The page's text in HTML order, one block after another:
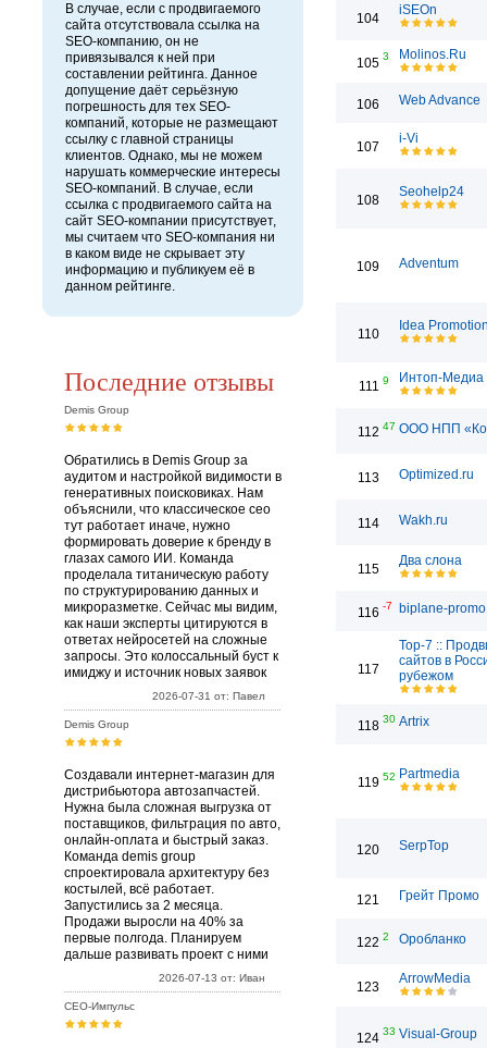
В случае, если с продвигаемого
сайта отсутствовала ссылка на
SEO-компанию, он не
привязывался к ней при
составлении рейтинга. Данное
допущение даёт серьёзную
погрешность для тех SEO-
компаний, которые не размещают
ссылку с главной страницы
клиентов. Однако, мы не можем
нарушать коммерческие интересы
SEO-компаний. В случае, если
ссылка с продвигаемого сайта на
сайт SEO-компании присутствует,
мы считаем что SEO-компания ни
в каком виде не скрывает эту
информацию и публикуем её в
данном рейтинге.
Последние отзывы
Demis Group
Обратились в Demis Group за
аудитом и настройкой видимости в
генеративных поисковиках. Нам
объяснили, что классическое сео
тут работает иначе, нужно
формировать доверие к бренду в
глазах самого ИИ. Команда
проделала титаническую работу
по структурированию данных и
микроразметке. Сейчас мы видим,
как наши эксперты цитируются в
ответах нейросетей на сложные
запросы. Это колоссальный буст к
имиджу и источник новых заявок
2026-07-31 от: Павел
Demis Group
Создавали интернет-магазин для
дистрибьютора автозапчастей.
Нужна была сложная выгрузка от
поставщиков, фильтрация по авто,
онлайн-оплата и быстрый заказ.
Команда demis group
спроектировала архитектуру без
костылей, всё работает.
Запустились за 2 месяца.
Продажи выросли на 40% за
первые полгода. Планируем
дальше развивать проект с ними
2026-07-13 от: Иван
СЕО-Импульс
104
iSEOn
105 3 Molinos.Ru
106 Web Advance
107
i-Vi
108
Seohelp24
109 Adventum
110
Idea
111 9 Интоп-Медиа
112 47 ООО НПП
113 Optimized.ru
114 Wakh.ru
115
Два слона
116 -7 biplane-
117
Top-7 ::
сайтов в
рубежом
118 30 Artrix
119 52 Partmedia
120 SerpTop
121 Грейт Промо
122 2 Оробланко
123
ArrowMedia
124 33 Visual-Group